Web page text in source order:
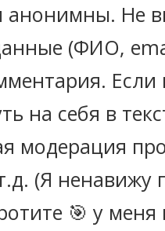
анонимны. Не
(ФИО,
на себя в
модерация
(Я ненавижу
🎯 у